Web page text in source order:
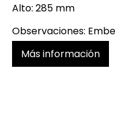
Alto: 285 mm
Observaciones:
Más información